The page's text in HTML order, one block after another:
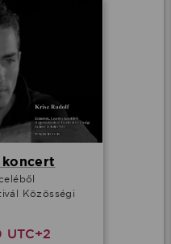
Közösségi